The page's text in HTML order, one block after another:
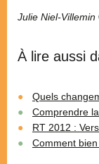
Julie Niel-Villemin
À lire aussi
Quels
Comprendre
RT 2012 :
Comment